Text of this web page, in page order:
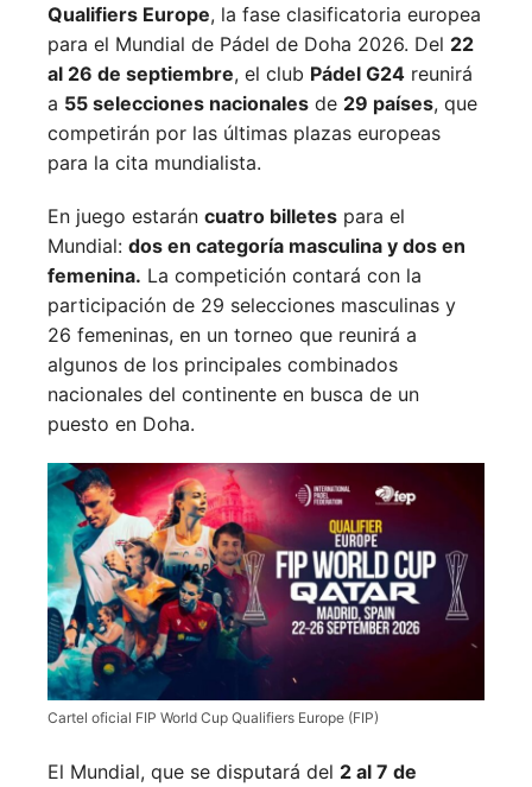
Qualifiers Europe, la fase clasificatoria europea
para el Mundial de Pádel de Doha 2026. Del 22
al 26 de septiembre, el club Pádel G24 reunirá
a 55 selecciones nacionales de 29 países, que
competirán por las últimas plazas europeas
para la cita mundialista.
En juego estarán cuatro billetes para el
Mundial: dos en categoría masculina y dos en
femenina. La competición contará con la
participación de 29 selecciones masculinas y
26 femeninas, en un torneo que reunirá a
algunos de los principales combinados
nacionales del continente en busca de un
puesto en Doha.
Cartel oficial FIP World Cup Qualifiers Europe (FIP)
El Mundial, que se disputará del 2 al 7 de